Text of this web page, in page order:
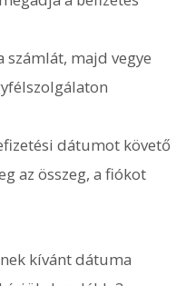
számlát, majd vegye
dátumot követő
az összeg, a fiókot
kívánt dátuma